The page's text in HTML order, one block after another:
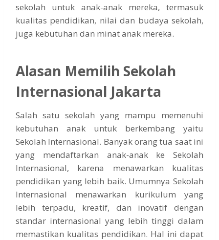
sekolah untuk anak-anak mereka, termasuk
kualitas pendidikan, nilai dan budaya sekolah,
juga kebutuhan dan minat anak mereka.
Alasan Memilih Sekolah
Internasional Jakarta
Salah satu sekolah yang mampu memenuhi
kebutuhan anak untuk berkembang yaitu
Sekolah Internasional. Banyak orang tua saat ini
yang mendaftarkan anak-anak ke Sekolah
Internasional, karena menawarkan kualitas
pendidikan yang lebih baik. Umumnya Sekolah
Internasional menawarkan kurikulum yang
lebih terpadu, kreatif, dan inovatif dengan
standar internasional yang lebih tinggi dalam
memastikan kualitas pendidikan. Hal ini dapat